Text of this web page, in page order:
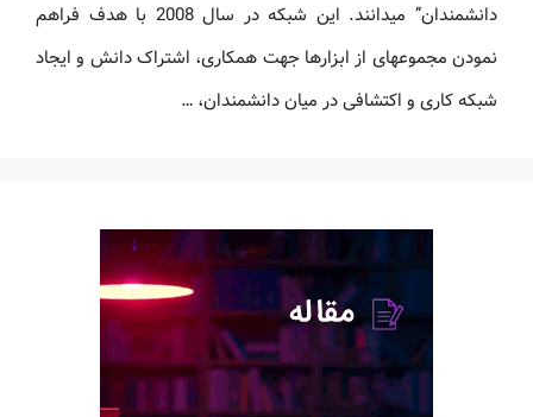
دانشمندان” می‏دانند. این شبکه در سال 2008 با هدف فراهم
نمودن مجموعه‏ای از ابزارها جهت همکاری، اشتراک دانش و ایجاد
شبکه کاری و اکتشافی در میان دانشمندان، …